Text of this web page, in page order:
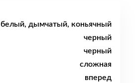
белый, дымчатый, коньячный
черный
черный
сложная
вперед